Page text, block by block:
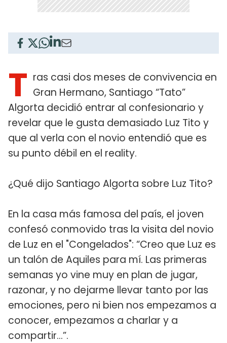
T ras casi dos meses de convivencia en
Gran Hermano, Santiago “Tato”
Algorta decidió entrar al confesionario y
revelar que le gusta demasiado Luz Tito y
que al verla con el novio entendió que es
su punto débil en el reality.
¿Qué dijo Santiago Algorta sobre Luz Tito?
En la casa más famosa del país, el joven
confesó conmovido tras la visita del novio
de Luz en el "Congelados": “Creo que Luz es
un talón de Aquiles para mí. Las primeras
semanas yo vine muy en plan de jugar,
razonar, y no dejarme llevar tanto por las
emociones, pero ni bien nos empezamos a
conocer, empezamos a charlar y a
compartir...”.